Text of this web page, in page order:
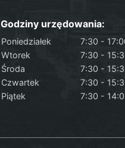
Godziny urzędowania:
Poniedziałek
7:30 -
Wtorek
7:30 -
Środa
7:30 -
Czwartek
7:30 -
Piątek
7:30 -